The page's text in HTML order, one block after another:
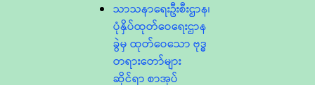
သာသနာရေးဦးစီးဌာန၊
ပုံနှိပ်ထုတ်ဝေရေးဌာန
ခွဲမှ ထုတ်ဝေသော ဗုဒ္ဓ
တရားတော်များ
ဆိုင်ရာ စာအုပ်